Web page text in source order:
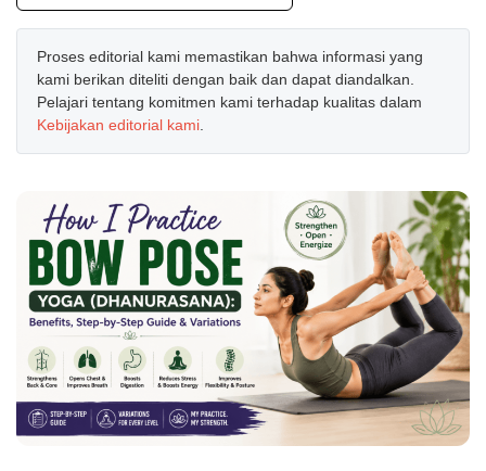
Proses editorial kami memastikan bahwa informasi yang
kami berikan diteliti dengan baik dan dapat diandalkan.
Pelajari tentang komitmen kami terhadap kualitas dalam
Kebijakan editorial kami